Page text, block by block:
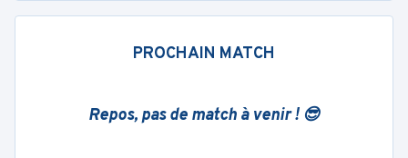
PROCHAIN MATCH
Repos, pas de match à venir ! 😎